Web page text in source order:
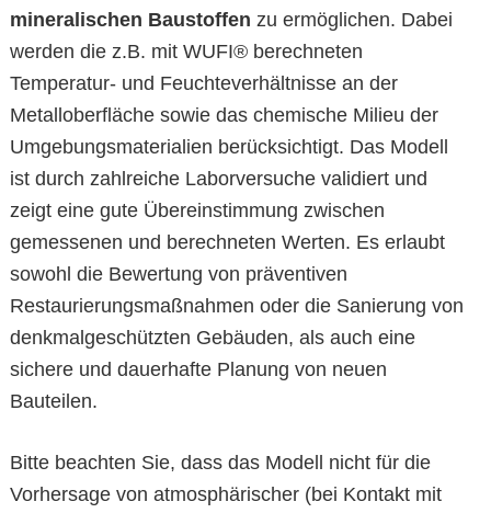
mineralischen Baustoffen zu ermöglichen. Dabei
werden die z.B. mit WUFI® berechneten
Temperatur- und Feuchteverhältnisse an der
Metalloberfläche sowie das chemische Milieu der
Umgebungsmaterialien berücksichtigt. Das Modell
ist durch zahlreiche Laborversuche validiert und
zeigt eine gute Übereinstimmung zwischen
gemessenen und berechneten Werten. Es erlaubt
sowohl die Bewertung von präventiven
Restaurierungsmaßnahmen oder die Sanierung von
denkmalgeschützten Gebäuden, als auch eine
sichere und dauerhafte Planung von neuen
Bauteilen.
Bitte beachten Sie, dass das Modell nicht für die
Vorhersage von atmosphärischer (bei Kontakt mit